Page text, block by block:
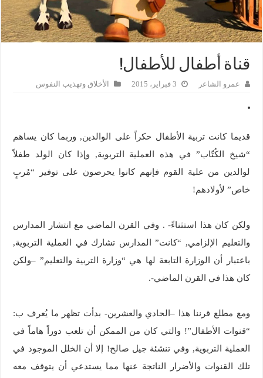
قناة أطفال للأطفال!
عمرو الشاعر 3 فبراير، 2015 الأخلاق وتهذيب النفوس
قديما كانت تربية الأطفال حكراً على الوالدين, وربما كان يساهم
“شيخ الكُتّاب” في هذه العملية التربوية, وإذا كان الولد طفلاً
لوالدين من علية القوم فإنهم كانوا يحرصون على توفير “مُربٍ
خاص” لأولادهم!
ولكن كان هذا استثناءً- . وفي القرن الماضي مع انتشار المدارس
والتعليم الإلزامي, “كانت” المدارس تشارك في العملية التربوية,
باعتبار أن الوزارة التابعة لها هي “وزارة التربية والتعليم” –ولكن
كان هذا في القرن الماضي-.
ومع مطلع قرننا هذا –الحادي والعشرين- بدأت تظهر ما يُعرف ب:
“قنوات الأطفال”! والتي كان من الممكن أن تلعب دوراً هاماً في
العملية التربوية, وفي تنشئة جيل صالح! إلا أن الخلل الموجود في
تلك القنوات والأضرار الناتجة عنها مما يستدعي أن يتوقف معه